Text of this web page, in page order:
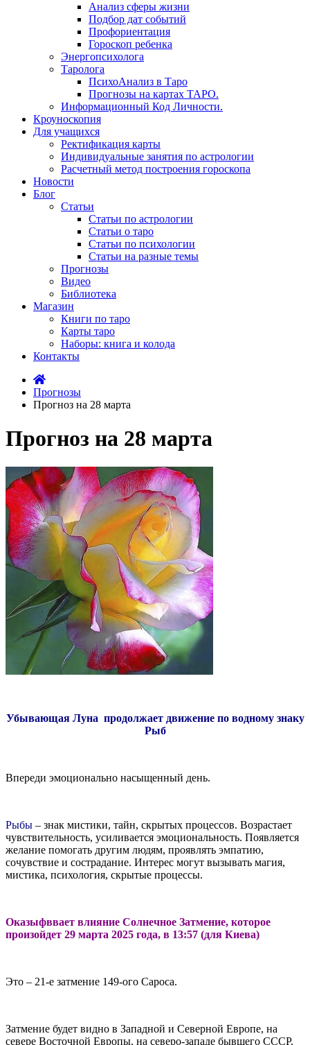
Анализ сферы жизни
Подбор дат событий
Профориентация
Гороскоп ребенка
Энергопсихолога
Таролога
ПсихоАнализ в Таро
Прогнозы на картах ТАРО.
Информационный Код Личности.
Кроуноскопия
Для учащихся
Ректификация карты
Индивидуальные занятия по астрологии
Расчетный метод построения гороскопа
Новости
Блог
Статьи
Статьи по астрологии
Статьи о таро
Статьи по психологии
Статьи на разные темы
Прогнозы
Видео
Библиотека
Магазин
Книги по таро
Карты таро
Наборы: книга и колода
Контакты
Прогнозы
Прогноз на 28 марта
Прогноз на 28 марта
Убывающая Луна продолжает движение по водному знаку
Рыб
Впереди эмоционально насыщенный день.
Рыбы – знак мистики, тайн, скрытых процессов. Возрастает
чувствительность, усиливается эмоциональность. Появляется
желание помогать другим людям, проявлять эмпатию,
сочувствие и сострадание. Интерес могут вызывать магия,
мистика, психология, скрытые процессы.
Оказыфввает влияние Солнечное Затмение, которое
произойдет 29 марта 2025 года, в 13:57 (для Киева)
Это – 21-е затмение 149-ого Сароса.
Затмение будет видно в Западной и Северной Европе, на
севере Восточной Европы, на северо-западе бывшего СССР,